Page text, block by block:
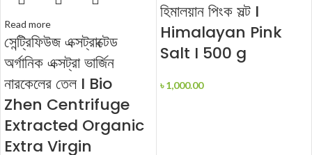
Read more
সেন্ট্রিফিউজ এক্সট্রাক্টেড
অর্গানিক এক্সট্রা ভার্জিন
নারকেলের তেল I Bio
Zhen Centrifuge
Extracted Organic
Extra Virgin
হিমালয়ান পিংক সল্ট I
Himalayan Pink
Salt I 500 g
৳1,000.00